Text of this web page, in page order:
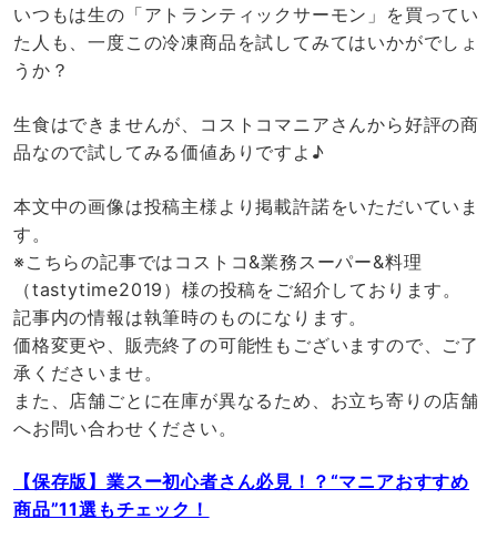
いつもは生の「アトランティックサーモン」を買ってい
た人も、一度この冷凍商品を試してみてはいかがでしょ
うか？
生食はできませんが、コストコマニアさんから好評の商
品なので試してみる価値ありですよ♪
本文中の画像は投稿主様より掲載許諾をいただいていま
す。
※こちらの記事ではコストコ&業務スーパー&料理
（tastytime2019）様の投稿をご紹介しております。
記事内の情報は執筆時のものになります。
価格変更や、販売終了の可能性もございますので、ご了
承くださいませ。
また、店舗ごとに在庫が異なるため、お立ち寄りの店舗
へお問い合わせください。
【保存版】業スー初心者さん必見！？“マニアおすすめ
商品”11選もチェック！